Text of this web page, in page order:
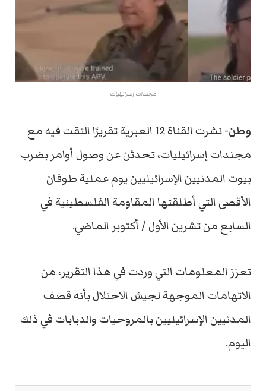
مجندات إسرائيليات
وطن-
نشرت القناة 12 العبرية تقريرًا التقت فيه مع
مجندات إسرائيليات، تحدثن عن وصول أوامر بضرب
بيوت المدنيين الإسرائيليين يوم عملية طوفان
الأقصى التي أطلقتها المقاومة الفلسطينية في
السابع من تشرين الأول / أكتوبر الماضي.
تعزز المعلومات التي وردت في هذا التقرير، من
الاتهامات الموجهة لجيش الاحتلال بأنه قصف
المدنيين الإسرائيليين بالمروحيات والدبابات في ذلك
اليوم.